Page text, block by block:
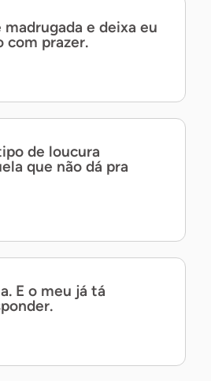
madrugada e deixa eu
com prazer.
de loucura
que não dá pra
E o meu já tá